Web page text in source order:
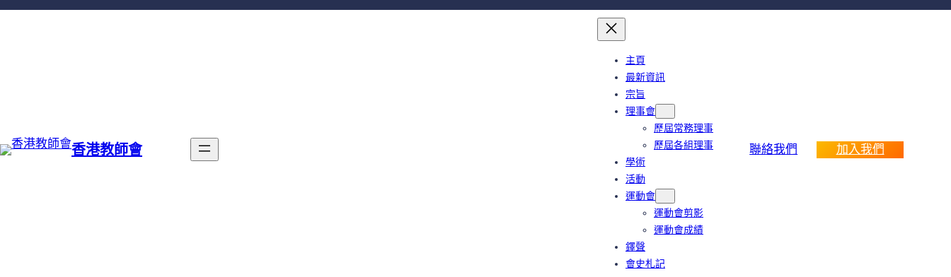
跳
香港教師會
主頁
最新資訊
宗旨
理事會
歷屆常務理事
歷屆各組理事
學術
活動
運動會
運動會剪影
運動會成績
鐸聲
會史札記
聯絡我們 加入我們